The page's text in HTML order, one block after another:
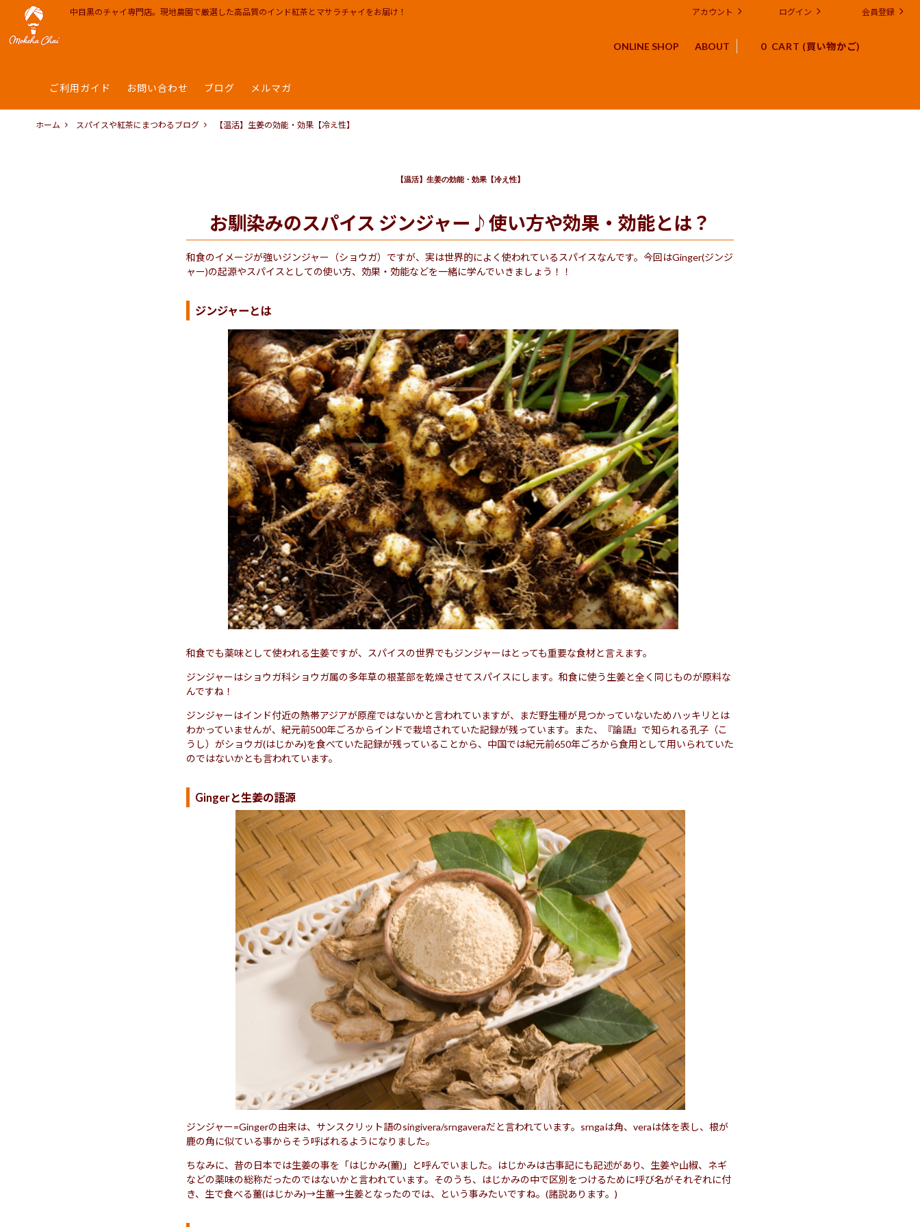
会員登録
ログイン
アカウント
中目黒のチャイ専門店。現地農園で厳選した高品質のインド紅茶とマサラチャイをお届け！
0
ONLINE SHOP
ティーバッグ | インスタント チャイ リーフ 茶葉
茶器 雑貨 ポット 焼き菓子 ジェラート プリン ジャム
ABOUT
カフェモクシャチャイ中目黒 INFO
RECIPE チャイレシピ MEDIA メディア掲載
ご利用ガイド お問い合わせ ブログ メルマガ
ホーム スパイスや紅茶にまつわるブログ 【温活】生姜の効能・効果【冷え性】
【温活】生姜の効能・効果【冷え性】
お馴染みのスパイス ジンジャー♪使い方や効果・効能とは？
和食のイメージが強いジンジャー（ショウガ）ですが、実は世界的によく使われているスパイスなんです。今回はGinger(ジンジ
ャー)の起源やスパイスとしての使い方、効果・効能などを一緒に学んでいきましょう！！
ジンジャーとは
和食でも薬味として使われる生姜ですが、スパイスの世界でもジンジャーはとっても重要な食材と言えます。
ジンジャーはショウガ科ショウガ属の多年草の根茎部を乾燥させてスパイスにします。和食に使う生姜と全く同じものが原料な
んですね！
ジンジャーはインド付近の熱帯アジアが原産ではないかと言われていますが、まだ野生種が見つかっていないためハッキリとは
わかっていませんが、紀元前500年ごろからインドで栽培されていた記録が残っています。また、『論語』で知られる孔子（こ
うし）がショウガ(はじかみ)を食べていた記録が残っていることから、中国では紀元前650年ごろから食用として用いられていた
のではないかとも言われています。
Gingerと生姜の語源
ジンジャー=Gingerの由来は、サンスクリット語のsiṅgivera/srngaveraだと言われています。srngaは角、veraは体を表し、根が
鹿の角に似ている事からそう呼ばれるようになりました。
ちなみに、昔の日本では生姜の事を「はじかみ(薑)」と呼んでいました。はじかみは古事記にも記述があり、生姜や山椒、ネギ
などの薬味の総称だったのではないかと言われています。そのうち、はじかみの中で区別をつけるために呼び名がそれぞれに付
き、生で食べる薑(はじかみ)→生薑→生姜となったのでは、という事みたいですね。(諸説あります。)